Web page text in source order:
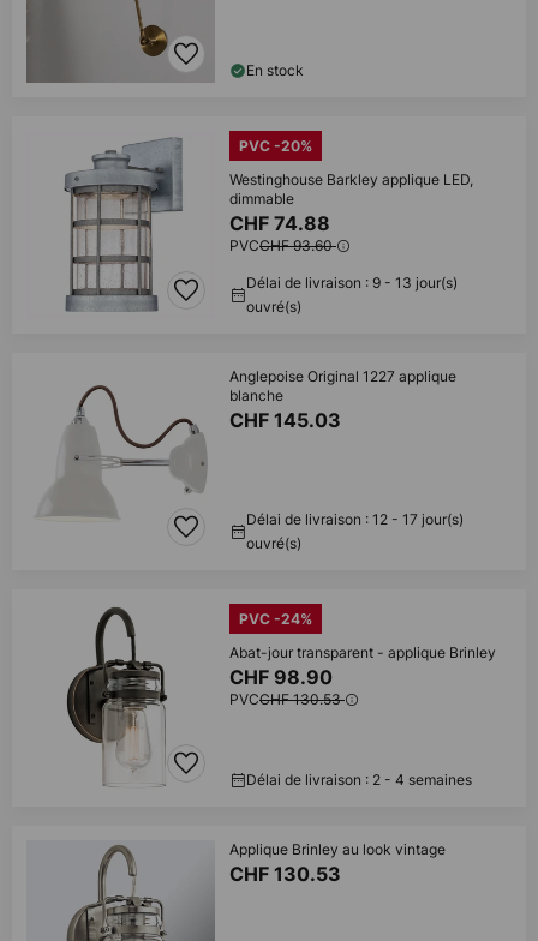
En stock
PVC -20%
Westinghouse Barkley applique LED,
dimmable
CHF 74.88
PVCCHF 93.60
Délai de livraison : 9 - 13 jour(s)
ouvré(s)
Anglepoise Original 1227 applique
blanche
CHF 145.03
Délai de livraison : 12 - 17 jour(s)
ouvré(s)
PVC -24%
Abat-jour transparent - applique Brinley
CHF 98.90
PVCCHF 130.53
Délai de livraison : 2 - 4 semaines
Applique Brinley au look vintage
CHF 130.53